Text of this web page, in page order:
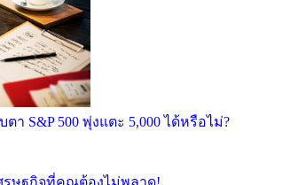
S&P 500 พุ่งแตะ 5,000 ได้หรือไม่?